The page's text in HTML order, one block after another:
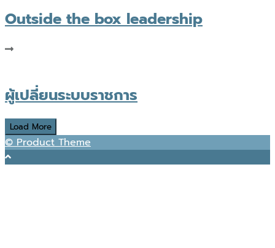
Outside the box leadership​
ผู้เปลี่ยนระบบราชการ
Load More
© Product Theme